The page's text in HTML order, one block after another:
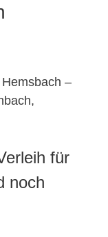
–
für
noch